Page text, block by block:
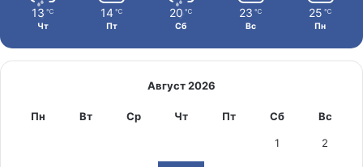
13 ℃
Чт
14 ℃
Пт
20 ℃
Сб
23 ℃
Вс
25 ℃
Пн
Август 2026
Пн Вт Ср Чт Пт Сб Вс
1 2